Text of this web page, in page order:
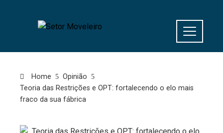
Home
Opinião
Teoria das Restrições e OPT: fortalecendo o elo mais
fraco da sua fábrica